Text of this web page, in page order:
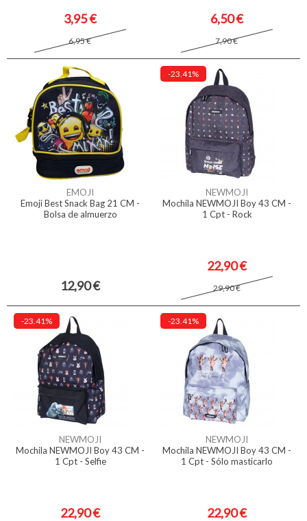
3,95 €
6,95 €
6,50 €
7,90 €
EMOJI
Emoji Best Snack Bag 21 CM -
Bolsa de almuerzo
12,90 €
-23.41%
NEWMOJI
Mochila NEWMOJI Boy 43 CM -
1 Cpt - Rock
22,90 €
29,90 €
-23.41%
NEWMOJI
Mochila NEWMOJI Boy 43 CM -
1 Cpt - Selfie
22,90 €
-23.41%
NEWMOJI
Mochila NEWMOJI Boy 43 CM -
1 Cpt - Sólo masticarlo
22,90 €